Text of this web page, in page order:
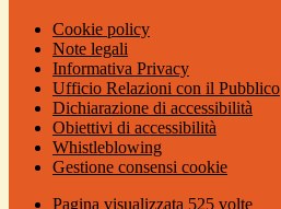
Cookie policy
Note legali
Informativa Privacy
Ufficio Relazioni con il Pubblico
Dichiarazione di accessibilità
Obiettivi di accessibilità
Whistleblowing
Gestione consensi cookie
Pagina visualizzata 525 volte